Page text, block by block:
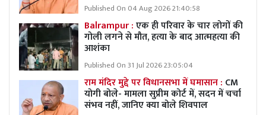
Published On 04 Aug 2026 21:40:58
Balrampur :एक ही परिवार के चार लोगों की
गोली लगने से मौत, हत्या के बाद आत्महत्या की
आशंका
Published On 31 Jul 2026 23:05:04
राम मंदिर मुद्दे पर विधानसभा में घमासान : CM
योगी बोले- मामला सुप्रीम कोर्ट में, सदन में चर्चा
संभव नहीं, जानिए क्या बोले शिवपाल